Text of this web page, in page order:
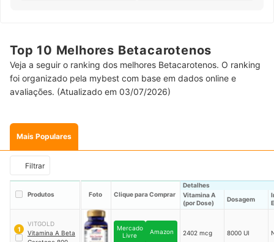
Top 10 Melhores Betacarotenos
Veja a seguir o ranking dos melhores Betacarotenos. O ranking
foi organizado pela mybest com base em dados online e
avaliações. (Atualizado em 03/07/2026)
Mais Populares
Filtrar
Produtos Foto Clique para Comprar
Detalhes
Vitamina A
(por Dose)
Dosagem
1
VITGOLD
Vitamina A Beta
Mercado
Livre
Amazon 2402 mcg 8000 UI